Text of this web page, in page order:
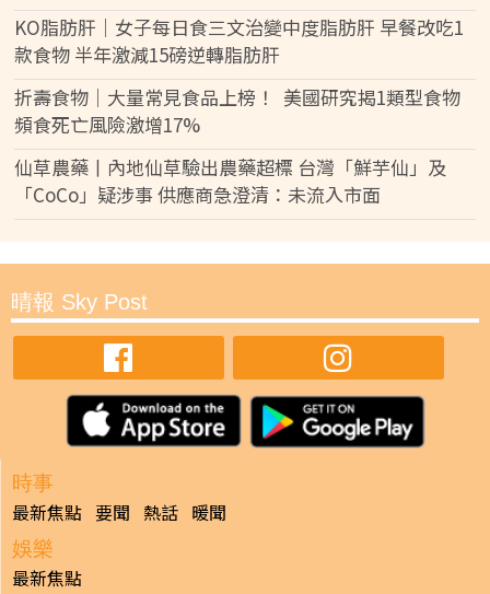
KO脂肪肝｜女子每日食三文治變中度脂肪肝 早餐改吃1
款食物 半年激減15磅逆轉脂肪肝
折壽食物｜大量常見食品上榜！ 美國研究揭1類型食物
頻食死亡風險激增17%
仙草農藥丨內地仙草驗出農藥超標 台灣「鮮芋仙」及
「CoCo」疑涉事 供應商急澄清：未流入市面
晴報 Sky Post
時事
最新焦點 要聞 熱話 暖聞
娛樂
最新焦點